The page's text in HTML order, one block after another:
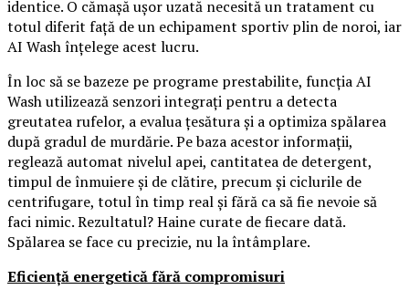
identice. O cămașă ușor uzată necesită un tratament cu
totul diferit față de un echipament sportiv plin de noroi, iar
AI Wash înțelege acest lucru.
În loc să se bazeze pe programe prestabilite, funcția AI
Wash utilizează senzori integrați pentru a detecta
greutatea rufelor, a evalua țesătura și a optimiza spălarea
după gradul de murdărie. Pe baza acestor informații,
reglează automat nivelul apei, cantitatea de detergent,
timpul de înmuiere și de clătire, precum și ciclurile de
centrifugare, totul în timp real și fără ca să fie nevoie să
faci nimic. Rezultatul? Haine curate de fiecare dată.
Spălarea se face cu precizie, nu la întâmplare.
Eficiență energetică fără compromisuri